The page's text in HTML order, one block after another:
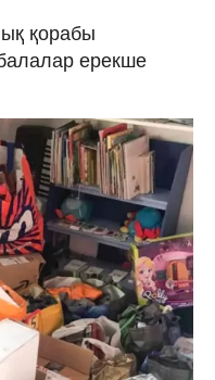
қорабы
ерекше